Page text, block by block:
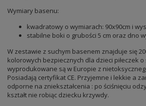
Wymiary basenu:
kwadratowy o wymiarach: 90x90cm i
stabilne boki o grubości 5 cm oraz dno
W zestawie z suchym basenem znajduje się
kolorowych bezpiecznych dla dzieci piłeczek o
wyprodukowane są w Europie z
Posiadają certyfikat CE. Przyjemne i lekkie a
odporne na zniekształcenia : po ściśnięciu
kształt nie robiąc dziecku krzywdy.